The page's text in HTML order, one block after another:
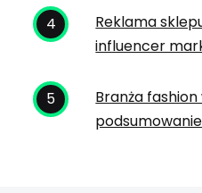
Reklama
influencer
Branża
podsumowanie